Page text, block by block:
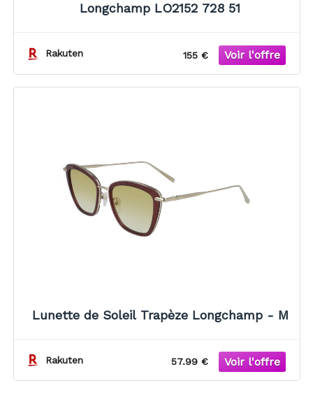
Longchamp LO2152 728 51
Rakuten 155 €
Lunette de Soleil Trapèze Longchamp - M
Rakuten 57.99 €